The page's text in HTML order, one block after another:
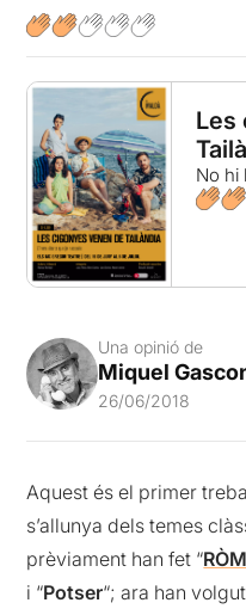
Les
No hi
Una opinió de
Miquel
26/06/2018
Aquest és el primer
s’allunya dels temes
prèviament han fet “
i “Potser“; ara han